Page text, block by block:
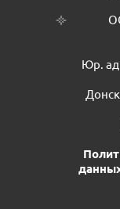
Юр.